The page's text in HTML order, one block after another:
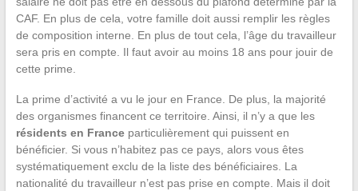
CAF. En plus de cela, votre famille doit aussi remplir les règles
de composition interne. En plus de tout cela, l’âge du travailleur
sera pris en compte. Il faut avoir au moins 18 ans pour jouir de
cette prime.
La prime d’activité a vu le jour en France. De plus, la majorité
des organismes financent ce territoire. Ainsi, il n’y a que les
résidents en Franceparticulièrement qui puissent en
bénéficier. Si vous n’habitez pas ce pays, alors vous êtes
systématiquement exclu de la liste des bénéficiaires. La
nationalité du travailleur n’est pas prise en compte. Mais il doit